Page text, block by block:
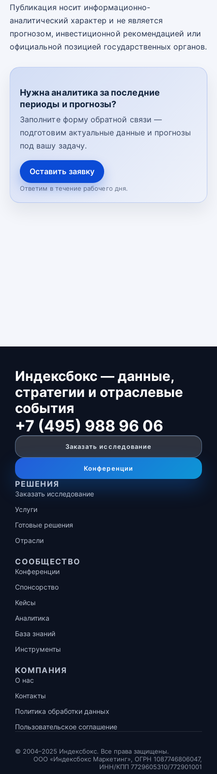
Публикация носит информационно-
аналитический характер и не является
прогнозом, инвестиционной рекомендацией или
официальной позицией государственных органов.
Нужна аналитика за последние
периоды и прогнозы?
Заполните форму обратной связи —
подготовим актуальные данные и прогнозы
под вашу задачу.
Оставить заявку
Ответим в течение рабочего дня.
Индексбокс — данные,
стратегии и отраслевые
события
+7 (495) 988 96 06
Заказать исследование
Конференции
РЕШЕНИЯ
Заказать исследование
Услуги
Готовые решения
Отрасли
СООБЩЕСТВО
Конференции
Спонсорство
Кейсы
Аналитика
База знаний
Инструменты
КОМПАНИЯ
О нас
Контакты
Политика обработки данных
Пользовательское соглашение
© 2004–2025 Индексбокс. Все права защищены.
ООО «Индексбокс Маркетинг», ОГРН 1087746806047,
ИНН/КПП 7729605310/772901001